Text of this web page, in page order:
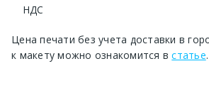
НДС
Цена печати без учета доставки в
к макету можно ознакомится встатье.